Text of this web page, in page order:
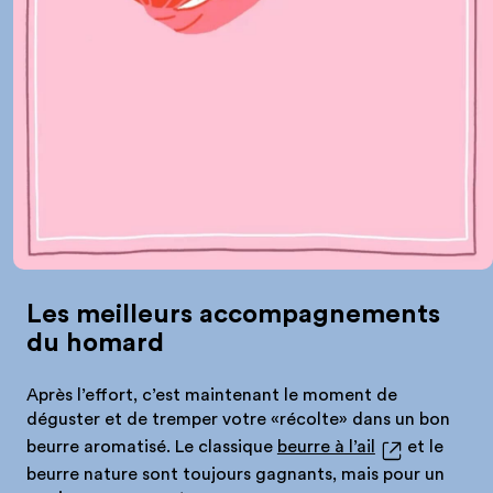
Les meilleurs accompagnements
du homard
Après l’effort, c’est maintenant le moment de
déguster et de tremper votre «récolte» dans un bon
beurre aromatisé. Le classique beurre à l’ail
et le
beurre nature sont toujours gagnants, mais pour un